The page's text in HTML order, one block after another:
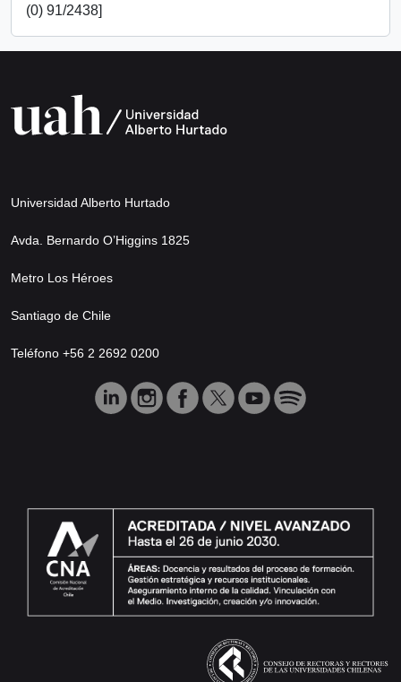
(0) 91/2438]
Universidad Alberto Hurtado
Avda. Bernardo O’Higgins 1825
Metro Los Héroes
Santiago de Chile
Teléfono +56 2 2692 0200